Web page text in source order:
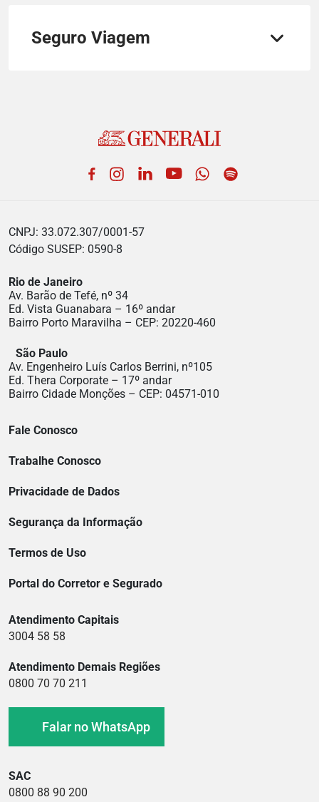
Seguro Viagem
Facebook
Instagram
LinkedIn
YouTubeWhatsApp
CNPJ: 33.072.307/0001-57
Código SUSEP: 0590-8
Rio de Janeiro
Av. Barão de Tefé, nº 34
Ed. Vista Guanabara – 16º andar
Bairro Porto Maravilha – CEP: 20220-460
São Paulo
Av. Engenheiro Luís Carlos Berrini, nº105
Ed. Thera Corporate – 17º andar
Bairro Cidade Monções – CEP: 04571-010
Fale Conosco
Trabalhe Conosco
Privacidade de Dados
Segurança da Informação
Termos de Uso
Portal do Corretor e Segurado
Atendimento Capitais
3004 58 58
Atendimento Demais Regiões
0800 70 70 211
Falar no WhatsApp
SAC
0800 88 90 200